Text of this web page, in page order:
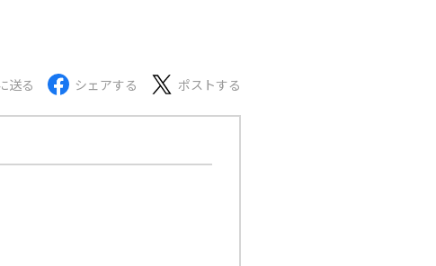
送る シェアする ポストする